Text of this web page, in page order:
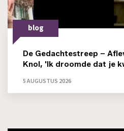
blog
De Gedachtestreep –
Knol, 'Ik droomde dat je
5 AUGUSTUS 2026